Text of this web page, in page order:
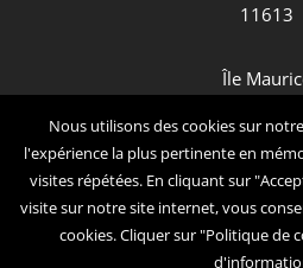
11613
Île
Contact
: (+230) 260
:
: (Tarif local) 01
Nous utilisons des cookies sur
l'expérience la plus pertinente en
visites répétées. En cliquant sur
visite sur notre site internet, vous
cookies. Cliquer sur "Politique de